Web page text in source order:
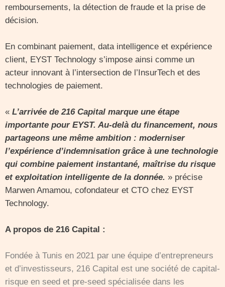
remboursements, la détection de fraude et la prise de
décision.
En combinant paiement, data intelligence et expérience
client, EYST Technology s’impose ainsi comme un
acteur innovant à l’intersection de l’InsurTech et des
technologies de paiement.
« L’arrivée de 216 Capital marque une étape
importante pour EYST. Au-delà du financement, nous
partageons une même ambition : moderniser
l’expérience d’indemnisation grâce à une technologie
qui combine paiement instantané, maîtrise du risque
et exploitation intelligente de la donnée. » précise
Marwen Amamou, cofondateur et CTO chez EYST
Technology.
A propos de 216 Capital :
Fondée à Tunis en 2021 par une équipe d’entrepreneurs
et d’investisseurs, 216 Capital est une société de capital-
risque en seed et pre-seed spécialisée dans les